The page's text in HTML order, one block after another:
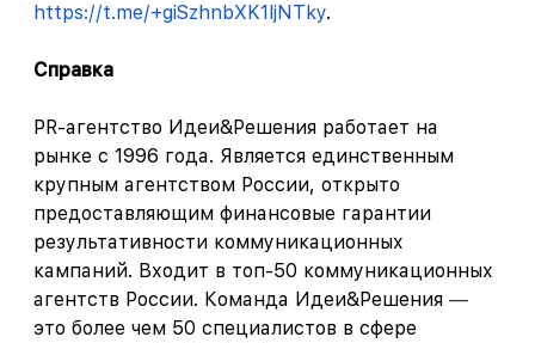
https://t.me/+giSzhnbXK1ljNTky.
Справка
PR-агентство Идеи&Решения работает на
рынке с 1996 года. Является единственным
крупным агентством России, открыто
предоставляющим финансовые гарантии
результативности коммуникационных
кампаний. Входит в топ-50 коммуникационных
агентств России. Команда Идеи&Решения —
это более чем 50 специалистов в сфере